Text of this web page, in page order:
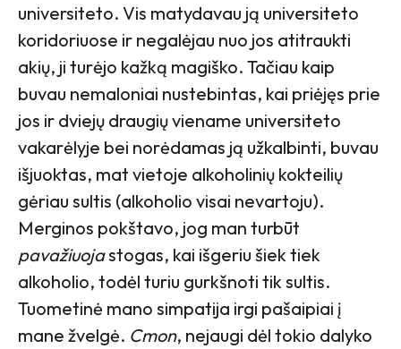
universiteto. Vis matydavau ją universiteto
koridoriuose ir negalėjau nuo jos atitraukti
akių, ji turėjo kažką magiško. Tačiau kaip
buvau nemaloniai nustebintas, kai priėjęs prie
jos ir dviejų draugių viename universiteto
vakarėlyje bei norėdamas ją užkalbinti, buvau
išjuoktas, mat vietoje alkoholinių kokteilių
gėriau sultis (alkoholio visai nevartoju).
Merginos pokštavo, jog man turbūt
pavažiuojastogas, kai išgeriu šiek tiek
alkoholio, todėl turiu gurkšnoti tik sultis.
Tuometinė mano simpatija irgi pašaipiai į
mane žvelgė. Cmon, nejaugi dėl tokio dalyko